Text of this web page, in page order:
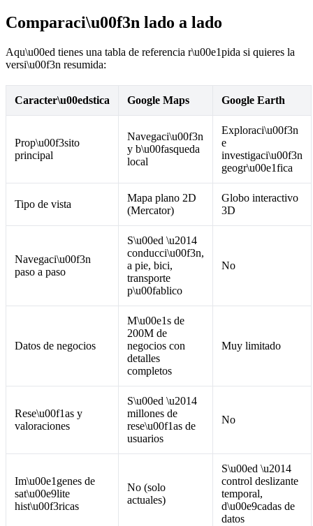
Comparaci\u00f3n lado a lado
Aqu\u00ed tienes una tabla de referencia r\u00e1pida si quieres la
versi\u00f3n resumida:
Caracter\u00edstica Google Maps Google Earth
Prop\u00f3sito
principal
Navegaci\u00f3n
y b\u00fasqueda
local
Exploraci\u00f3n
e
investigaci\u00f3n
geogr\u00e1fica
Tipo de vista
Mapa plano 2D
(Mercator)
Globo interactivo
3D
Navegaci\u00f3n
paso a paso
S\u00ed \u2014
conducci\u00f3n,
a pie, bici,
transporte
p\u00fablico
No
Datos de negocios
M\u00e1s de
200M de
negocios con
detalles
completos
Muy limitado
Rese\u00f1as y
valoraciones
S\u00ed \u2014
millones de
rese\u00f1as de
usuarios
No
Im\u00e1genes de
sat\u00e9lite
hist\u00f3ricas
No (solo
actuales)
S\u00ed \u2014
control deslizante
temporal,
d\u00e9cadas de
datos